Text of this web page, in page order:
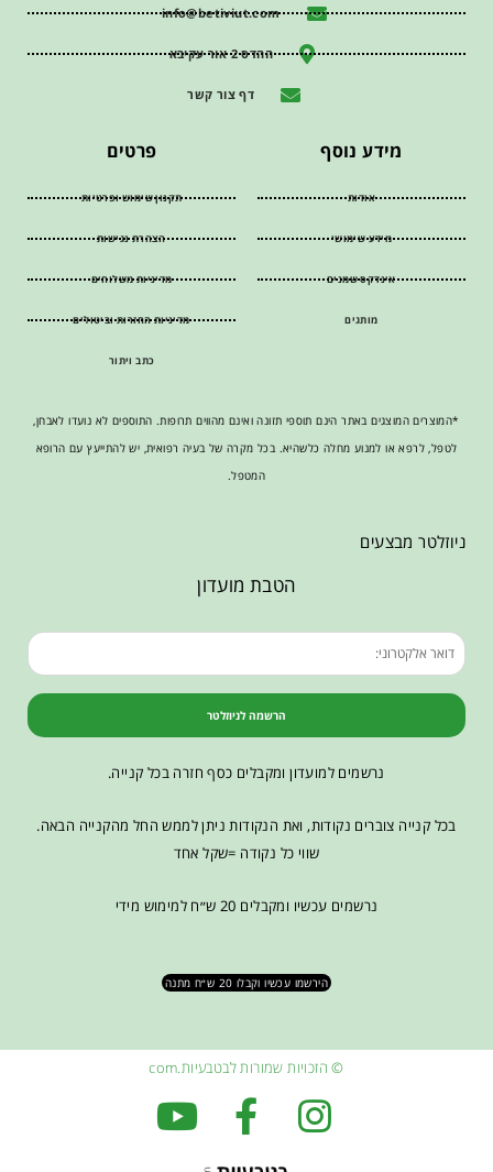
info@betiviut.com
ההדס 2 אור עקיבא
דף צור קשר
מידע נוסף
אודות
מידע שימושי
אינדקס שמנים
מותגים
פרטים
תקנון שימוש ופרטיות
הצהרת נגישות
מדיניות משלוחים
מדיניות החזרות וביטולים
כתב ויתור
*המוצרים המוצגים באתר הינם תוספי תזונה ואינם מהווים תרופות. התוספים לא נועדו לאבחן,
לטפל, לרפא או למנוע מחלה כלשהיא. בכל מקרה של בעיה רפואית, יש להתייעץ עם הרופא
המטפל.
ניוזלטר מבצעים
הטבת מועדון
הרשמה לניוזלטר
נרשמים למועדון ומקבלים כסף חזרה בכל קנייה.
בכל קנייה צוברים נקודות, ואת הנקודות ניתן לממש החל מהקנייה הבאה.
שווי כל נקודה =שקל אחד
נרשמים עכשיו ומקבלים 20 ש״ח למימוש מידי
הירשמו עכשיו וקבלו 20 ש״ח מתנה
© הזכויות שמורות לבטבעיות.com